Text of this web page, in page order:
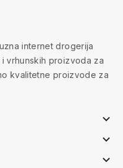
internet drogerija
vrhunskih proizvoda za
kvalitetne proizvode za
keyboard_arrow_down
keyboard_arrow_down
keyboard_arrow_down